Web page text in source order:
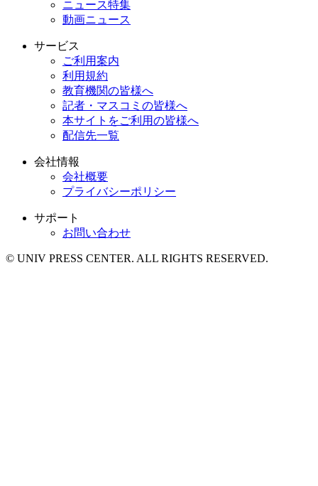
ニュース特集
動画ニュース
サービス
ご利用案内
利用規約
教育機関の皆様へ
記者・マスコミの皆様へ
本サイトをご利用の皆様へ
配信先一覧
会社情報
会社概要
プライバシーポリシー
サポート
お問い合わせ
© UNIV PRESS CENTER. ALL RIGHTS RESERVED.